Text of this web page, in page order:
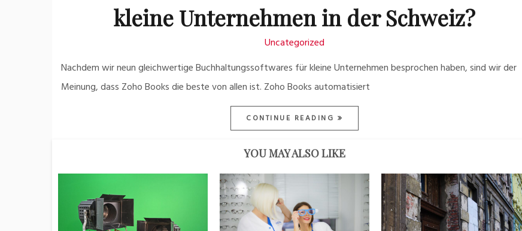
kleine Unternehmen in der Schweiz?
Uncategorized
Nachdem wir neun gleichwertige Buchhaltungssoftwares für kleine Unternehmen besprochen haben, sind wir der
Meinung, dass Zoho Books die beste von allen ist. Zoho Books automatisiert
CONTINUE READING
YOU MAY ALSO LIKE